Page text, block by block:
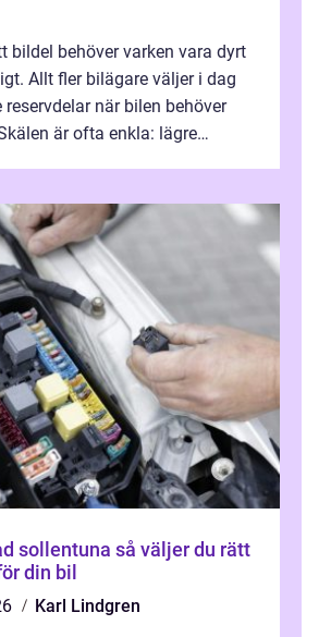
bildel behöver varken vara dyrt
Allt fler bilägare väljer i dag
reservdelar när bilen behöver
är ofta enkla: lägre
så väljer du rätt
din bil
Karl Lindgren